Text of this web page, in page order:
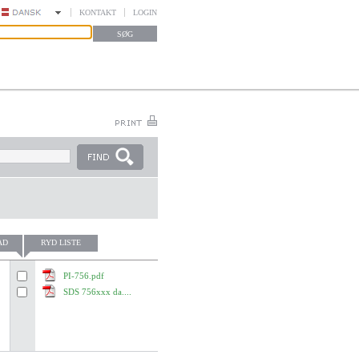
KONTAKT LOGIN
RYD LISTE
PI-756.pdf
SDS 756xxx da....